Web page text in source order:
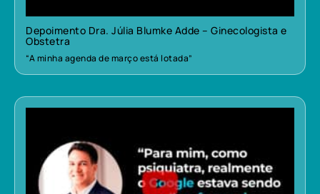
Depoimento Dra. Júlia Blumke Adde – Ginecologista e
Obstetra
“A minha agenda de março está lotada”